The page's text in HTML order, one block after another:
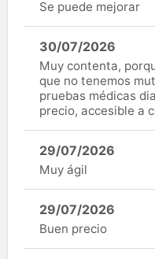
Se puede mejorar
30/07/2026
Muy contenta,
que no tenemos
pruebas médicas
precio, accesible a
29/07/2026
Muy ágil
29/07/2026
Buen precio